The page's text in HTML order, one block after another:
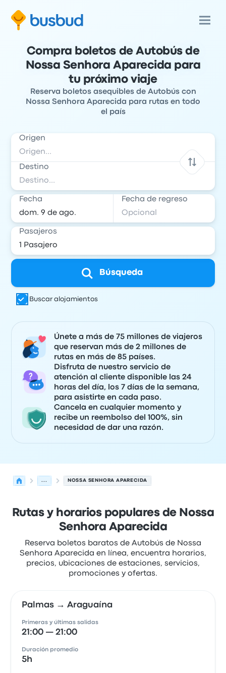
Compra boletos de Autobús de
Nossa Senhora Aparecida para
tu próximo viaje
Reserva boletos asequibles de Autobús con
Nossa Senhora Aparecida para rutas en todo
el país
Origen
Destino
Fecha Fecha de regreso
Pasajeros
Búsqueda
Buscar alojamientos
Únete a más de 75 millones de viajeros
que reservan más de 2 millones de
rutas en más de 85 países.
Disfruta de nuestro servicio de
atención al cliente disponible las 24
horas del día, los 7 días de la semana,
para asistirte en cada paso.
Cancela en cualquier momento y
recibe un reembolso del 100%, sin
necesidad de dar una razón.
... NOSSA SENHORA APARECIDA
Rutas y horarios populares de Nossa
Senhora Aparecida
Reserva boletos baratos de Autobús de Nossa
Senhora Aparecida en línea, encuentra horarios,
precios, ubicaciones de estaciones, servicios,
promociones y ofertas.
Palmas → Araguaína
Primeras y últimas salidas
21:00 — 21:00
Duración promedio
5h